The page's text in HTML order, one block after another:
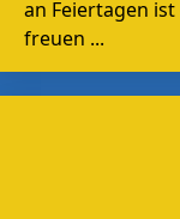
an Feiertagen
freuen ...